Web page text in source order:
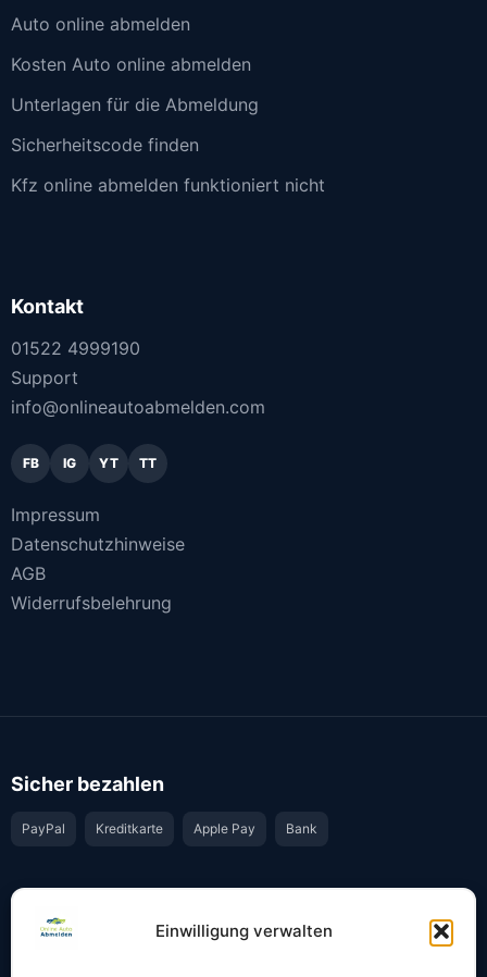
Einwilligung verwalten
Auto online abmelden
Kosten Auto online abmelden
Unterlagen für die Abmeldung
Sicherheitscode finden
Kfz online abmelden funktioniert nicht
Kontakt
01522 4999190
Support
info@onlineautoabmelden.com
FB IG YT TT
Impressum
Datenschutzhinweise
AGB
Widerrufsbelehrung
Sicher bezahlen
PayPal Kreditkarte Apple Pay Bank